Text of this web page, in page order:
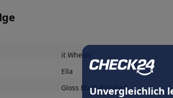
Unvergleichlich
it Wheels
Ella
Gloss Black Polished